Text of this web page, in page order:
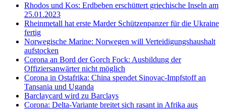
Rhodos und Kos: Erdbeben erschüttert griechische Inseln am
25.01.2023
Rheinmetall hat erste Marder Schützenpanzer für die Ukraine
fertig
Norwegische Marine: Norwegen will Verteidigungshaushalt
aufstocken
Corona an Bord der Gorch Fock: Ausbildung der
Offiziersanwärter nicht möglich
Corona in Ostafrika: China spendet Sinovac-Impfstoff an
Tansania und Uganda
Barclaycard wird zu Barclays
Corona: Delta-Variante breitet sich rasant in Afrika aus